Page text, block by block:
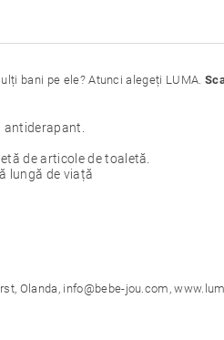
bani pe ele? Atunci alegeți LUMA.
de articole de toaletă.
lungă de viață
Olanda, info@bebe-jou.com,